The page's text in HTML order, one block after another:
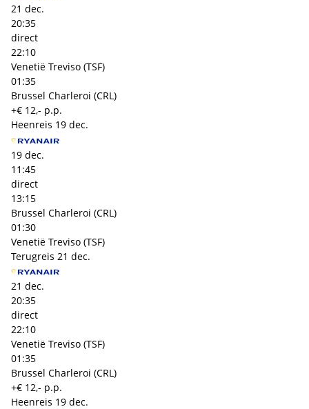
21 dec.
20:35
direct
22:10
Venetië Treviso (TSF)
01:35
Brussel Charleroi (CRL)
+€ 12,- p.p.
Heenreis 19 dec.
19 dec.
11:45
direct
13:15
Brussel Charleroi (CRL)
01:30
Venetië Treviso (TSF)
Terugreis 21 dec.
21 dec.
20:35
direct
22:10
Venetië Treviso (TSF)
01:35
Brussel Charleroi (CRL)
+€ 12,- p.p.
Heenreis 19 dec.